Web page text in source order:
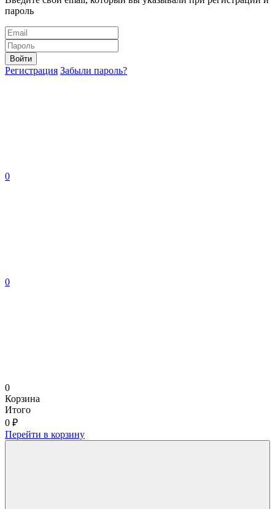
пароль
Войти
Регистрация Забыли пароль?
0
0
0
Корзина
Итого
0 ₽
Перейти в корзину